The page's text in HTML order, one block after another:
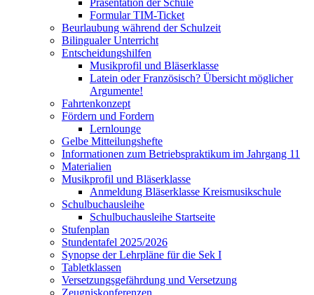
Präsentation der Schule
Formular TIM-Ticket
Beurlaubung während der Schulzeit
Bilingualer Unterricht
Entscheidungshilfen
Musikprofil und Bläserklasse
Latein oder Französisch? Übersicht möglicher
Argumente!
Fahrtenkonzept
Fördern und Fordern
Lernlounge
Gelbe Mitteilungshefte
Informationen zum Betriebspraktikum im Jahrgang 11
Materialien
Musikprofil und Bläserklasse
Anmeldung Bläserklasse Kreismusikschule
Schulbuchausleihe
Schulbuchausleihe Startseite
Stufenplan
Stundentafel 2025/2026
Synopse der Lehrpläne für die Sek I
Tabletklassen
Versetzungsgefährdung und Versetzung
Zeugniskonferenzen